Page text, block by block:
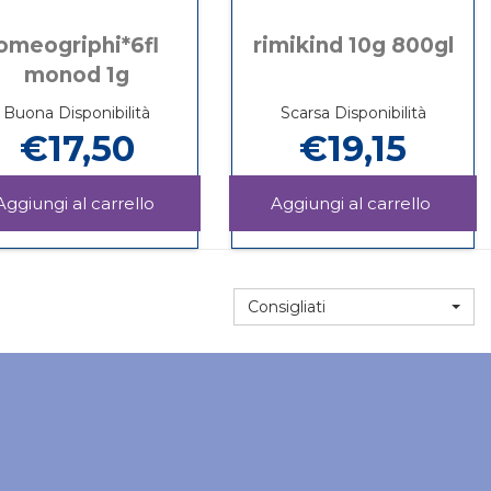
monod 1g
Buona Disponibilità
€17,50
Aggiungi OMEOGRIPHI*6FL
1G al
Informazioni
su OMEOGRIPHI*6FL
rimikind 10g 800gl
Scarsa Disponibilità
€19,15
800GL
Informazioni
su RIMIKIND
800GL
Consigliati